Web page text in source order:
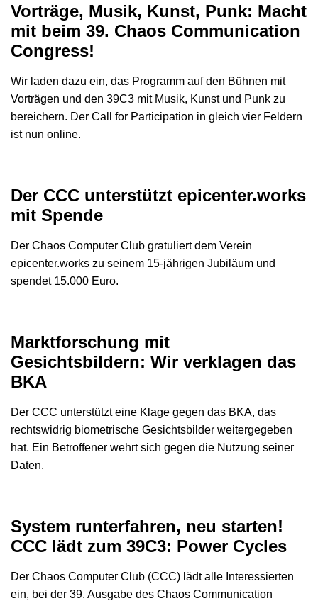
Vorträge, Musik, Kunst, Punk: Macht
mit beim 39. Chaos Communication
Congress!
Wir laden dazu ein, das Programm auf den Bühnen mit
Vorträgen und den 39C3 mit Musik, Kunst und Punk zu
bereichern. Der Call for Participation in gleich vier Feldern
ist nun online.
Der CCC unterstützt epicenter.works
mit Spende
Der Chaos Computer Club gratuliert dem Verein
epicenter.works zu seinem 15-jährigen Jubiläum und
spendet 15.000 Euro.
Marktforschung mit
Gesichtsbildern: Wir verklagen das
BKA
Der CCC unterstützt eine Klage gegen das BKA, das
rechtswidrig biometrische Gesichtsbilder weitergegeben
hat. Ein Betroffener wehrt sich gegen die Nutzung seiner
Daten.
System runterfahren, neu starten!
CCC lädt zum 39C3: Power Cycles
Der Chaos Computer Club (CCC) lädt alle Interessierten
ein, bei der 39. Ausgabe des Chaos Communication